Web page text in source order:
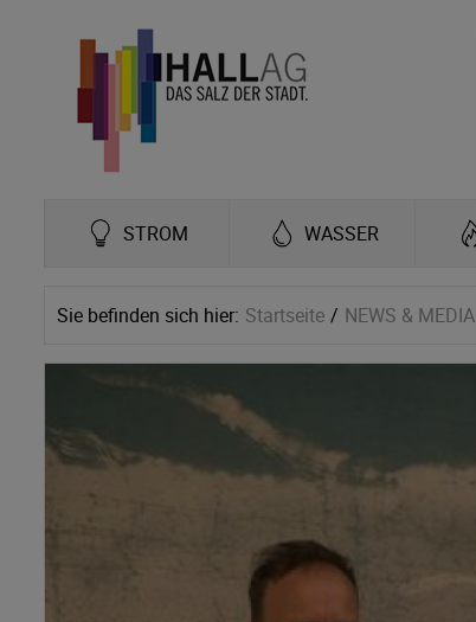
STROM WASSER
Sie befinden sich hier: Startseite NEWS & MEDIA